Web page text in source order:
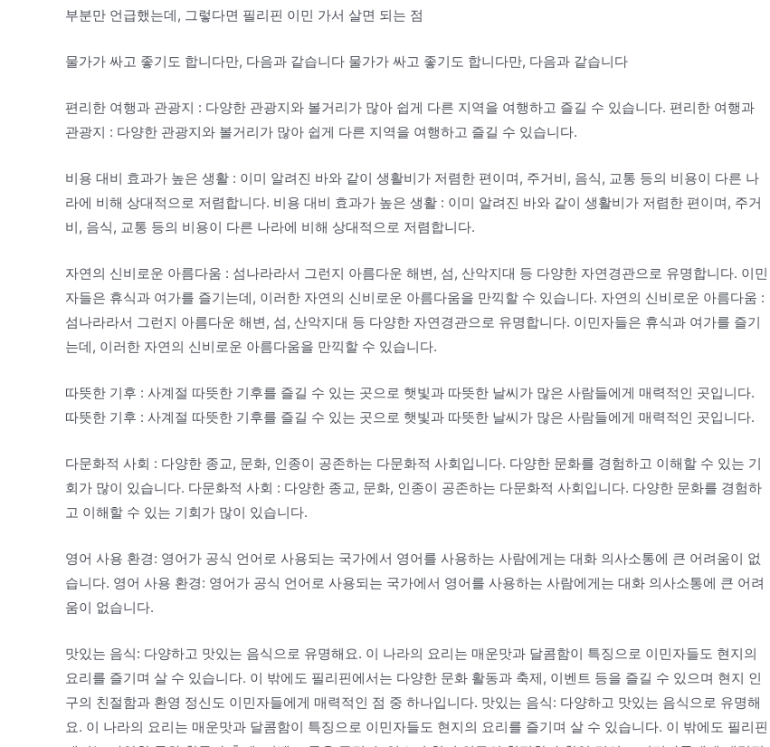
부분만 언급했는데, 그렇다면 필리핀 이민 가서 살면 되는 점
물가가 싸고 좋기도 합니다만, 다음과 같습니다 물가가 싸고 좋기도 합니다만, 다음과 같습니다
편리한 여행과 관광지 : 다양한 관광지와 볼거리가 많아 쉽게 다른 지역을 여행하고 즐길 수 있습니다. 편리한 여행과
관광지 : 다양한 관광지와 볼거리가 많아 쉽게 다른 지역을 여행하고 즐길 수 있습니다.
비용 대비 효과가 높은 생활 : 이미 알려진 바와 같이 생활비가 저렴한 편이며, 주거비, 음식, 교통 등의 비용이 다른 나
라에 비해 상대적으로 저렴합니다. 비용 대비 효과가 높은 생활 : 이미 알려진 바와 같이 생활비가 저렴한 편이며, 주거
비, 음식, 교통 등의 비용이 다른 나라에 비해 상대적으로 저렴합니다.
자연의 신비로운 아름다움 : 섬나라라서 그런지 아름다운 해변, 섬, 산악지대 등 다양한 자연경관으로 유명합니다. 이민
자들은 휴식과 여가를 즐기는데, 이러한 자연의 신비로운 아름다움을 만끽할 수 있습니다. 자연의 신비로운 아름다움 :
섬나라라서 그런지 아름다운 해변, 섬, 산악지대 등 다양한 자연경관으로 유명합니다. 이민자들은 휴식과 여가를 즐기
는데, 이러한 자연의 신비로운 아름다움을 만끽할 수 있습니다.
따뜻한 기후 : 사계절 따뜻한 기후를 즐길 수 있는 곳으로 햇빛과 따뜻한 날씨가 많은 사람들에게 매력적인 곳입니다.
따뜻한 기후 : 사계절 따뜻한 기후를 즐길 수 있는 곳으로 햇빛과 따뜻한 날씨가 많은 사람들에게 매력적인 곳입니다.
다문화적 사회 : 다양한 종교, 문화, 인종이 공존하는 다문화적 사회입니다. 다양한 문화를 경험하고 이해할 수 있는 기
회가 많이 있습니다. 다문화적 사회 : 다양한 종교, 문화, 인종이 공존하는 다문화적 사회입니다. 다양한 문화를 경험하
고 이해할 수 있는 기회가 많이 있습니다.
영어 사용 환경: 영어가 공식 언어로 사용되는 국가에서 영어를 사용하는 사람에게는 대화 의사소통에 큰 어려움이 없
습니다. 영어 사용 환경: 영어가 공식 언어로 사용되는 국가에서 영어를 사용하는 사람에게는 대화 의사소통에 큰 어려
움이 없습니다.
맛있는 음식: 다양하고 맛있는 음식으로 유명해요. 이 나라의 요리는 매운맛과 달콤함이 특징으로 이민자들도 현지의
요리를 즐기며 살 수 있습니다. 이 밖에도 필리핀에서는 다양한 문화 활동과 축제, 이벤트 등을 즐길 수 있으며 현지 인
구의 친절함과 환영 정신도 이민자들에게 매력적인 점 중 하나입니다. 맛있는 음식: 다양하고 맛있는 음식으로 유명해
요. 이 나라의 요리는 매운맛과 달콤함이 특징으로 이민자들도 현지의 요리를 즐기며 살 수 있습니다. 이 밖에도 필리핀